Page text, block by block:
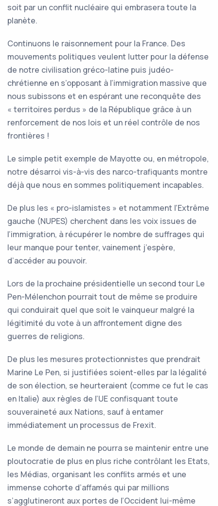
soit par un conflit nucléaire qui embrasera toute la
planète.
Continuons le raisonnement pour la France. Des
mouvements politiques veulent lutter pour la défense
de notre civilisation gréco-latine puis judéo-
chrétienne en s’opposant à l’immigration massive que
nous subissons et en espérant une reconquête des
« territoires perdus » de la République grâce à un
renforcement de nos lois et un réel contrôle de nos
frontières !
Le simple petit exemple de Mayotte ou, en métropole,
notre désarroi vis-à-vis des narco-trafiquants montre
déjà que nous en sommes politiquement incapables.
De plus les « pro-islamistes » et notamment l’Extrême
gauche (NUPES) cherchent dans les voix issues de
l’immigration, à récupérer le nombre de suffrages qui
leur manque pour tenter, vainement j’espère,
d’accéder au pouvoir.
Lors de la prochaine présidentielle un second tour Le
Pen-Mélenchon pourrait tout de même se produire
qui conduirait quel que soit le vainqueur malgré la
légitimité du vote à un affrontement digne des
guerres de religions.
De plus les mesures protectionnistes que prendrait
Marine Le Pen, si justifiées soient-elles par la légalité
de son élection, se heurteraient (comme ce fut le cas
en Italie) aux règles de l’UE confisquant toute
souveraineté aux Nations, sauf à entamer
immédiatement un processus de Frexit.
Le monde de demain ne pourra se maintenir entre une
ploutocratie de plus en plus riche contrôlant les Etats,
les Médias, organisant les conflits armés et une
immense cohorte d’affamés qui par millions
s’agglutineront aux portes de l’Occident lui-même